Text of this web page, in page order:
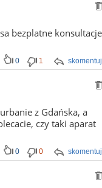
bezplatne konsultacje
skomentuj
0 1
z Gdańska, a
czy taki aparat
skomentuj
0 0